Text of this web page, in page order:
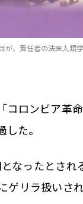
、責任者の法医人
コロンビア革
た。
なったとされ
ゲリラ扱いさ